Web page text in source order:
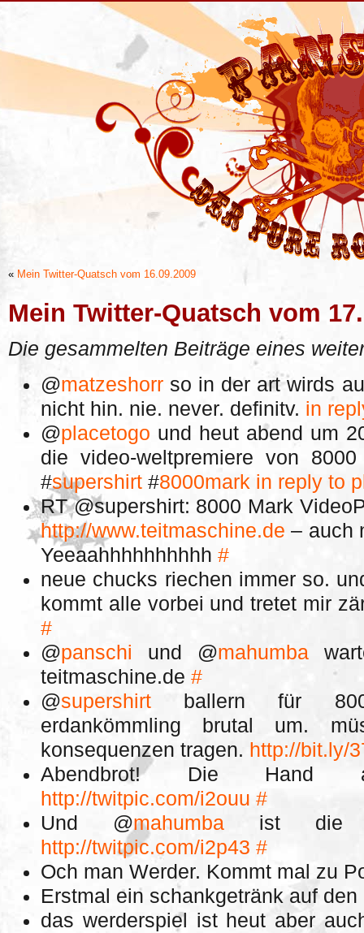
« Mein Twitter-Quatsch vom 16.09.2009
Mein Twitter-Quatsch vom
Die gesammelten Beiträge eines
@matzeshorr so in der art wirds
nicht hin. nie. never. definitv. in
@placetogo und heut abend um
die video-weltpremiere von
#supershirt #8000mark in reply to
RT @supershirt: 8000 Mark
http://www.teitmaschine.de – auch
Yeeaahhhhhhhhhh #
neue chucks riechen immer so.
kommt alle vorbei und tretet mir
#
@panschi und @mahumba
teitmaschine.de #
@supershirt ballern für
erdankömmling brutal um.
konsequenzen tragen. http://bit.ly/
Abendbrot! Die Hand
http://twitpic.com/i2ouu #
Und @mahumba ist die
http://twitpic.com/i2p43 #
Och man Werder. Kommt mal zu
Erstmal ein schankgetränk auf
das werderspiel ist heut aber